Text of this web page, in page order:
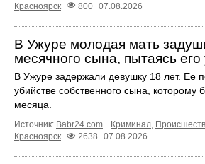
Красноярск
800 07.08.2026
В Ужуре молодая мать
месячного сына, пытаясь его
В Ужуре задержали девушку 18 лет. Ее
убийстве собственного сына, которому
месяца.
Источник: Babr24.com Криминал
Красноярск
2638 07.08.2026